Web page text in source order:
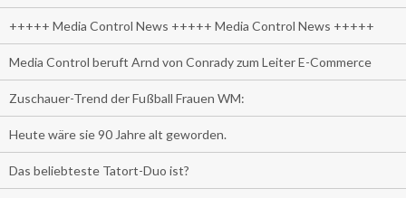
+++++ Media Control News +++++ Media Control News +++++
Media Control beruft Arnd von Conrady zum Leiter E-Commerce
Zuschauer-Trend der Fußball Frauen WM:
Heute wäre sie 90 Jahre alt geworden.
Das beliebteste Tatort-Duo ist?